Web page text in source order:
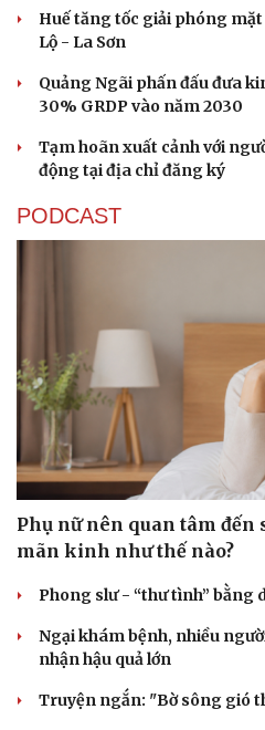
Huế tăng tốc giải phóng
Lộ - La Sơn
Quảng Ngãi phấn đấu đưa
30% GRDP vào năm 2030
Tạm hoãn xuất cảnh với
động tại địa chỉ đăng ký
PODCAST
Phụ nữ nên quan tâm đến
mãn kinh như thế nào?
Phong slư - “thư tình” bằng
Ngại khám bệnh, nhiều
nhận hậu quả lớn
Truyện ngắn: "Bờ sông gió